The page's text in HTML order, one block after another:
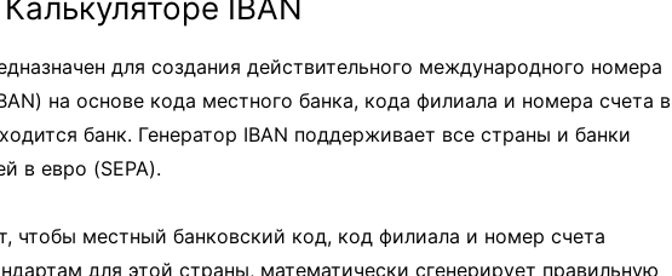
IBAN
для создания действительного международного номера
на основе кода местного банка, кода филиала и номера счета в
банк. Генератор IBAN поддерживает все страны и банки
в евро (SEPA).
чтобы местный банковский код, код филиала и номер счета
для этой страны, математически сгенерирует правильную